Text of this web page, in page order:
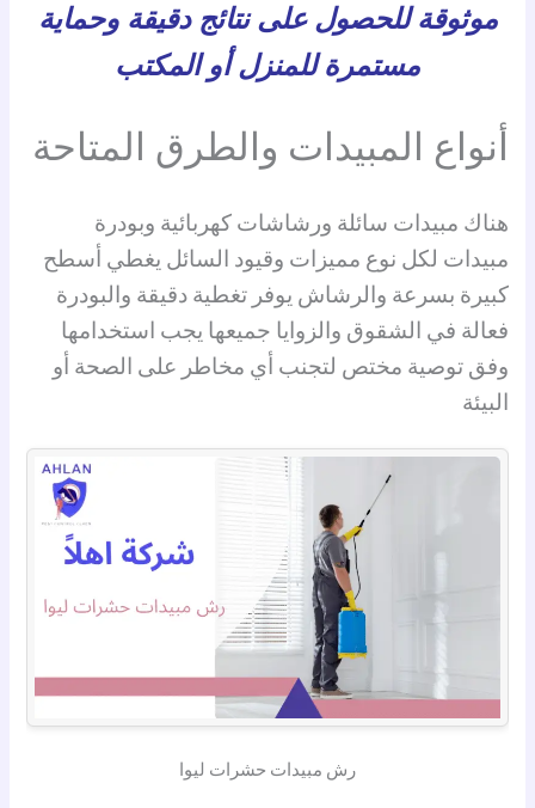
موثوقة للحصول على نتائج دقيقة وحماية
مستمرة للمنزل أو المكتب
أنواع المبيدات والطرق المتاحة
هناك مبيدات سائلة ورشاشات كهربائية وبودرة
مبيدات لكل نوع مميزات وقيود السائل يغطي أسطح
كبيرة بسرعة والرشاش يوفر تغطية دقيقة والبودرة
فعالة في الشقوق والزوايا جميعها يجب استخدامها
وفق توصية مختص لتجنب أي مخاطر على الصحة أو
البيئة
رش مبيدات حشرات ليوا